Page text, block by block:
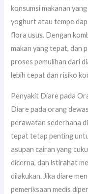
konsumsi makanan
yoghurt atau tempe
flora usus. Dengan
makan yang tepat, dan
proses pemulihan dari
lebih cepat dan risiko
Penyakit Diare pada
Diare pada orang
perawatan sederhana
tepat tetap penting
asupan cairan yang
dicerna, dan istirahat
dilakukan. Jika diare
pemeriksaan medis